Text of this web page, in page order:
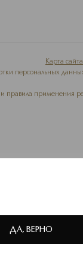
Карта сайта
персональных
и правила применения
ДА, ВЕРНО